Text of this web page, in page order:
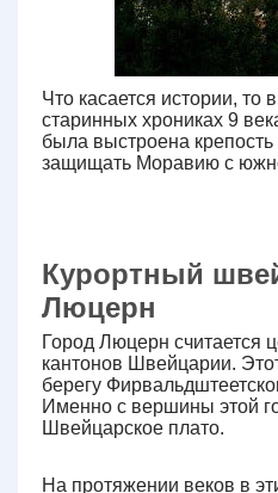
Что касается истории, то
старинных хрониках 9
была выстроена
защищать Моравию с
Курортный
Люцерн
Город Люцерн считается
кантонов Швейцарии.
берегу
Именно с вершины этой
Швейцарское плато.
На протяжении веков в